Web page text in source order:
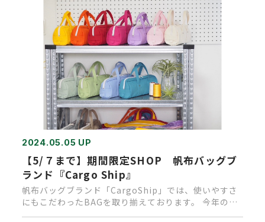
2024.05.05 UP
【5/７まで】期間限定SHOP 帆布バッグブ
ランド『Cargo Ship』
帆布バッグブランド「CargoShip」では、使いやすさ
にもこだわったBAGを取り揃えております。 今年の母
の日には、お…